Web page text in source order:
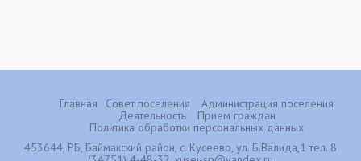
Главная Совет поселения
Администрация поселения
Деятельность
Прием граждан
Политика обработки персональных данных
453644, РБ, Баймакский район, с. Кусеево, ул. Б.Валида,1 тел. 8